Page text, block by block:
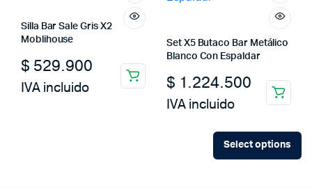
Silla Bar Sale Gris X2
Moblihouse
$ 529.900
IVA incluido
Set X5 Butaco Bar Metálico
Blanco Con Espaldar
$ 1.224.500
IVA incluido
Select options